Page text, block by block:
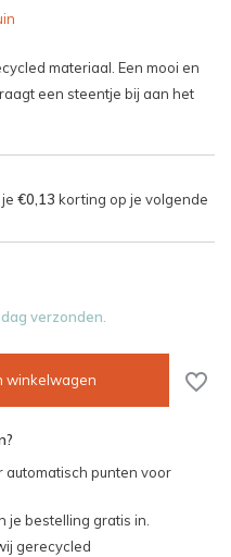
materiaal. Een mooi en
een steentje bij aan het
€0,13 korting op je volgende
verzonden.
winkelwagen
automatisch punten voor
je bestelling gratis in.
gerecycled